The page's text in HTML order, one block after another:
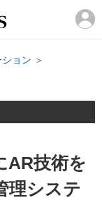
ョン ＞
AR技術を
理システ